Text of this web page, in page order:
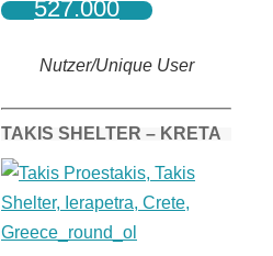
527.000
Nutzer/Unique User
TAKIS SHELTER – KRETA